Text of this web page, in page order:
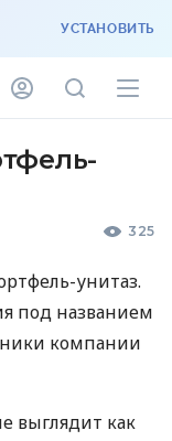
УСТАНОВИТЬ
325
унитаз.
под названием
компании
выглядит как